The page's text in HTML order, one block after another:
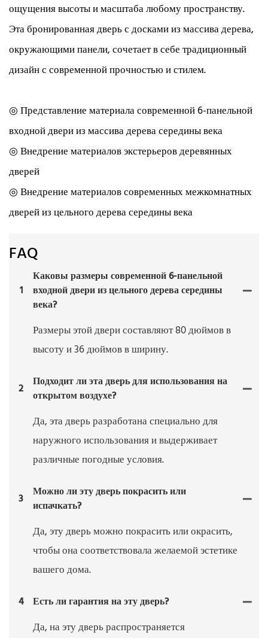
ощущения высоты и масштаба любому пространству.
Эта бронированная дверь с досками из массива дерева,
окружающими панели, сочетает в себе традиционный
дизайн с современной прочностью и стилем.
◎ Представление материала современной 6-панельной
входной двери из массива дерева середины века
◎ Внедрение материалов экстерьеров деревянных
дверей
◎ Внедрение материалов современных межкомнатных
дверей из цельного дерева середины века
FAQ
1
Каковы размеры современной 6-панельной
входной двери из цельного дерева середины
века?
Размеры этой двери составляют 80 дюймов в
высоту и 36 дюймов в ширину.
2
Подходит ли эта дверь для использования на
открытом воздухе?
Да, эта дверь разработана специально для
наружного использования и выдерживает
различные погодные условия.
3
Можно ли эту дверь покрасить или
испачкать?
Да, эту дверь можно покрасить или окрасить,
чтобы она соответствовала желаемой эстетике
вашего дома.
4 Есть ли гарантия на эту дверь?
Да, на эту дверь распространяется